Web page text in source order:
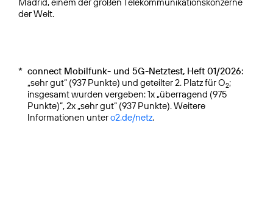
der Welt.
* connect Mobilfunk- und 5G-Netztest, Heft 01/2026:
„sehr gut“ (937 Punkte) und geteilter 2. Platz für O2;
insgesamt wurden vergeben: 1x „überragend (975
Punkte)“, 2x „sehr gut“ (937 Punkte). Weitere
Informationen untero2.de/netz.